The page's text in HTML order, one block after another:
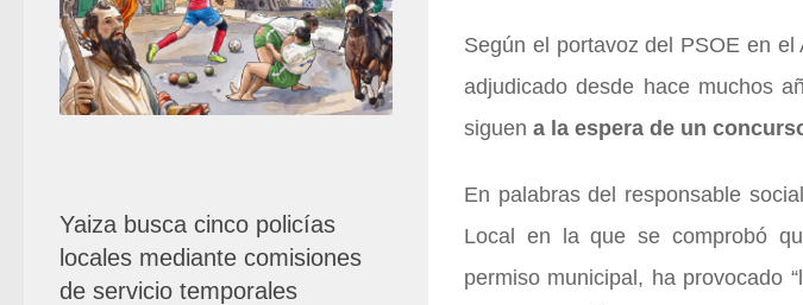
Según el portavoz del PSOE en el
adjudicado desde hace muchos
siguen a la espera de un
En palabras del responsable
Local en la que se comprobó
permiso municipal, ha provocado
Yaiza busca cinco policías
locales mediante comisiones
de servicio temporales